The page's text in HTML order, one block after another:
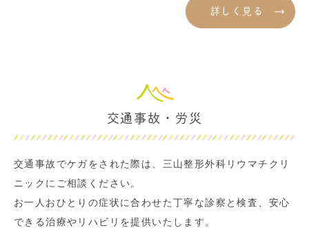
詳しく見る
交通事故・労災
交通事故でケガをされた際は、三山整形外科リウマチクリ
ニックにご相談ください。
お一人おひとりの症状に合わせた丁寧な診察と検査、安心
できる治療やリハビリを提供いたします。